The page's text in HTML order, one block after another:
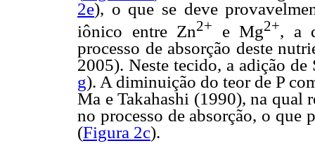
2e), o que se deve
iônico entre Zn2+ e Mg2+, a
processo de absorção deste
2005). Neste tecido, a adição
g). A diminuição do teor de P
Ma e Takahashi (1990), na qual
no processo de absorção, o que
(Figura 2c).